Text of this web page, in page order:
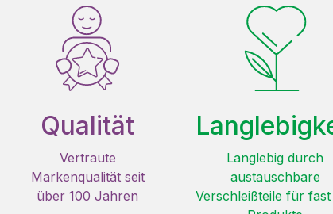
Qualität
Vertraute
Markenqualität seit
über 100 Jahren
Langlebig durch
austauschbare
Verschleißteile für fast